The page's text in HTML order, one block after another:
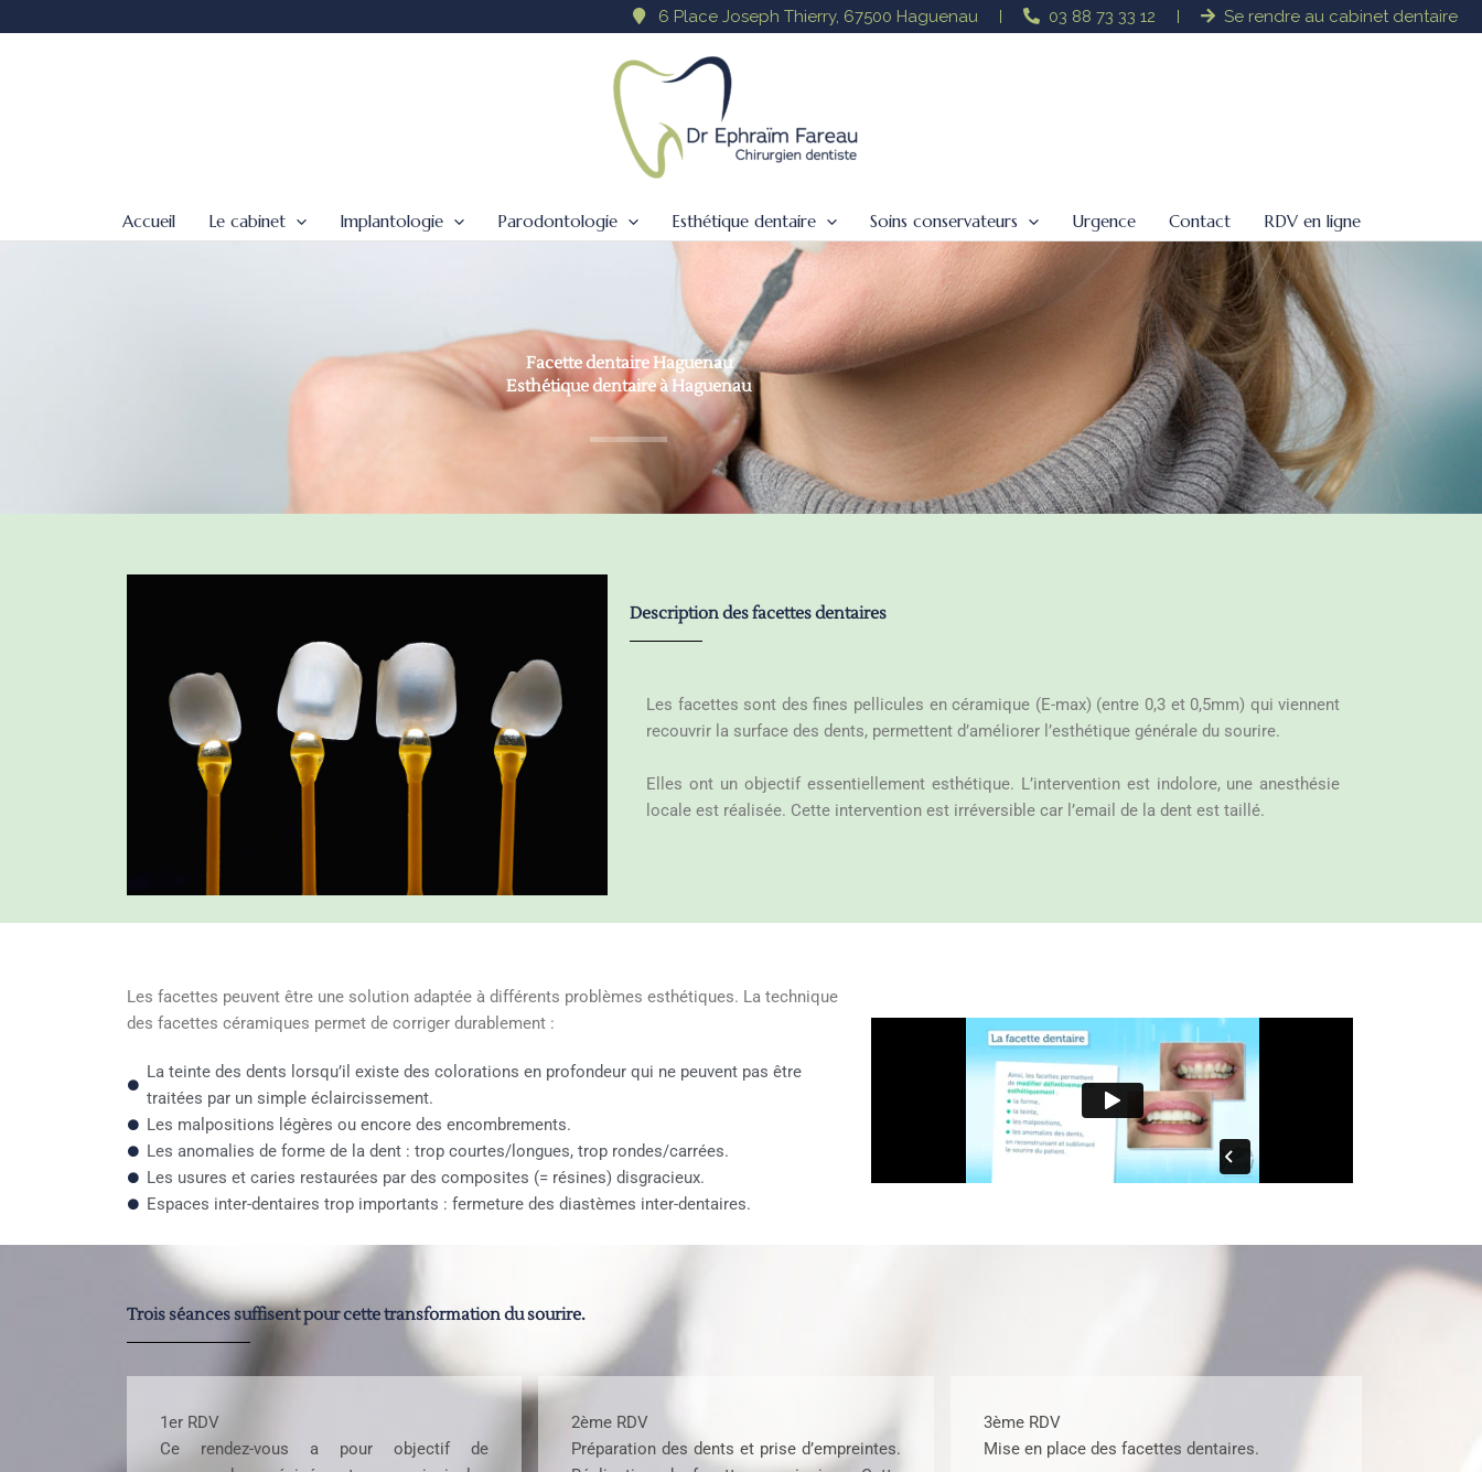
au
6 Place Joseph Thierry, 67500 Haguenau 03 88 73 33 12 Se rendre au cabinet dentaire
Accueil Le cabinet Implantologie Parodontologie Esthétique dentaire Soins conservateurs Urgence Contact RDV en ligne
Facette dentaire Haguenau
Esthétique dentaire à Haguenau
Description des facettes dentaires
Les facettes sont des fines pellicules en céramique (E-max) (entre 0,3 et 0,5mm) qui viennent
recouvrir la surface des dents, permettent d’améliorer l’esthétique générale du sourire.
Elles ont un objectif essentiellement esthétique. L’intervention est indolore, une anesthésie
locale est réalisée. Cette intervention est irréversible car l’email de la dent est taillé.
Les facettes peuvent être une solution adaptée à différents problèmes esthétiques. La technique
des facettes céramiques permet de corriger durablement :
La teinte des dents lorsqu’il existe des colorations en profondeur qui ne peuvent pas être
traitées par un simple éclaircissement.
Les malpositions légères ou encore des encombrements.
Les anomalies de forme de la dent : trop courtes/longues, trop rondes/carrées.
Les usures et caries restaurées par des composites (= résines) disgracieux.
Espaces inter-dentaires trop importants : fermeture des diastèmes inter-dentaires.
Trois séances suffisent pour cette transformation du sourire.
1er RDV
Ce rendez-vous a pour objectif de
2ème RDV
Préparation des dents et prise d’empreintes.
3ème RDV
Mise en place des facettes dentaires.